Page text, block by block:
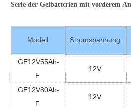
Serie der Gelbatterien mit vorderem
Modell Stromspannung
GE12V55Ah-
F
12V
GE12V80Ah-
F
12V